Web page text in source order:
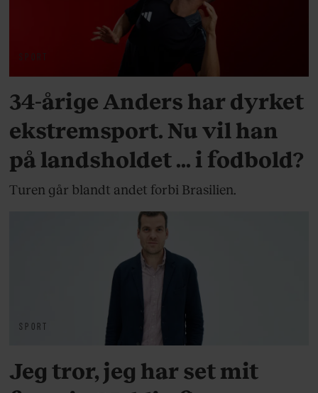
SPORT
34-årige Anders har dyrket
ekstremsport. Nu vil han
på landsholdet ... i fodbold?
Turen går blandt andet forbi Brasilien.
SPORT
Jeg tror, jeg har set mit